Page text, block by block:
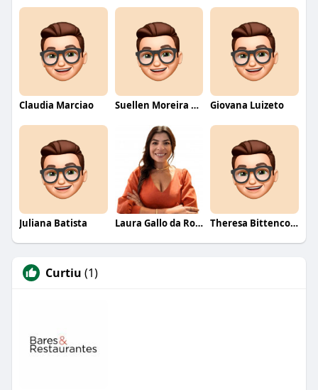
Claudia Marciao Suellen Moreira Parente de Oliveira Giovana Luizeto
Juliana Batista Laura Gallo da Rosa Theresa Bittencourt
Curtiu (1)